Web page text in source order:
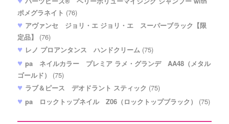
ポメグラネイト (76)
アヴァンセ ジョリ・エ ジョリ・エ スーパーブラック【限
定品】
(76)
レノ プロアンタンス ハンドクリーム (75)
pa ネイルカラー プレミア ラメ・グランデ AA48（メタル
ゴールド）
(75)
ラブ＆ピース デオドラント スティック (75)
pa ロックトップネイル Z06（ロックトップブラック）
(75)